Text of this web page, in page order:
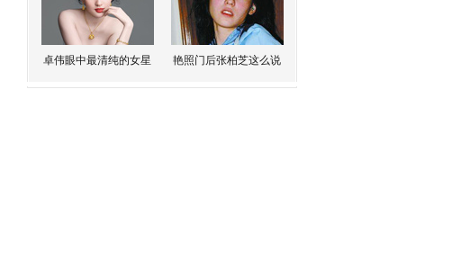
卓伟眼中最清纯的女星 艳照门后张柏芝这么说